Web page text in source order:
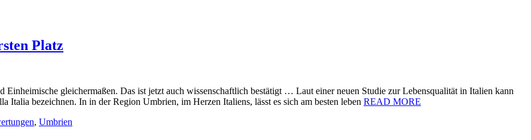
Platz
gleichermaßen. Das ist jetzt auch wissenschaftlich bestätigt … Laut einer neuen Studie zur Lebensqualität in Italien kann
bezeichnen. In in der Region Umbrien, im Herzen Italiens, lässt es sich am besten leben READ MORE
, Umbrien